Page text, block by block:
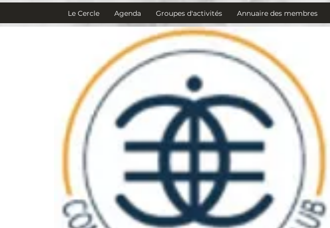
Le Cercle Agenda Groupes d'activités Annuaire des membres